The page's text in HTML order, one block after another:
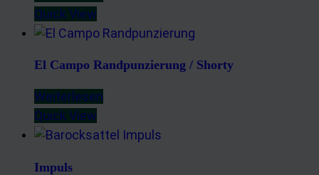
Quick View
El Campo Randpunzierung / Shorty
Weiterlesen
Quick View
Impuls